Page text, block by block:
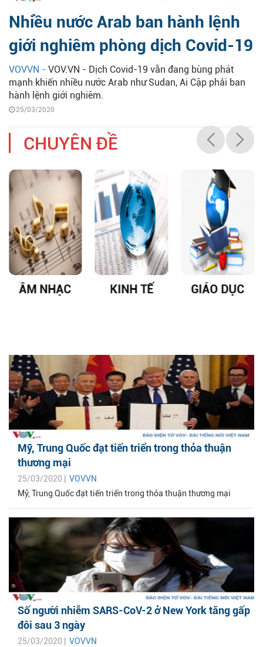
Nhiều nước Arab ban hành lệnh
giới nghiêm phòng dịch Covid-19
VOVVN - VOV.VN - Dịch Covid-19 vẫn đang bùng phát
mạnh khiến nhiều nước Arab như Sudan, Ai Cập phải ban
hành lệnh giới nghiêm.
25/03/2020
CHUYÊN ĐỀ
ÂM NHẠC KINH TẾ GIÁO DỤC
Mỹ, Trung Quốc đạt tiến triển trong thỏa thuận
thương mại
25/03/2020 | VOVVN
Mỹ, Trung Quốc đạt tiến triển trong thỏa thuận thương mại
Số người nhiễm SARS-CoV-2 ở New York tăng gấp
đôi sau 3 ngày
25/03/2020 | VOVVN